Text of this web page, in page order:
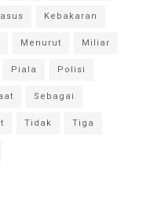
Kebakaran
Menurut
Miliar
Piala
Polisi
Sebagai
Tidak
Tiga